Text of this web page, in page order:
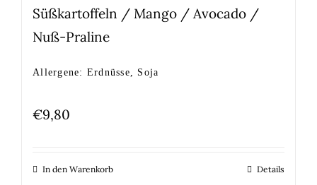
Süßkartoffeln / Mango / Avocado /
Nuß-Praline
Allergene: Erdnüsse, Soja
€9,80
In den Warenkorb Details